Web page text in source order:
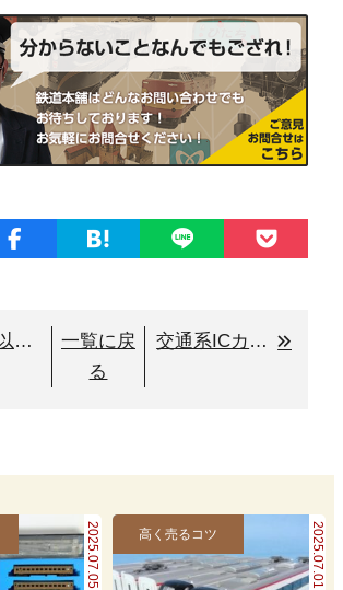
取り
一覧に戻
る
交通系ICカード等の買取り停止中
2025.07.05 2025.07.01
高く売るコツ